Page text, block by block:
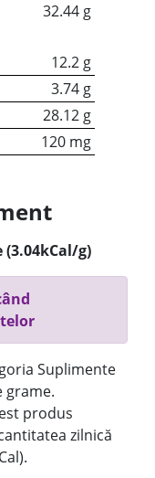
32.44 g
12.2 g
3.74 g
28.12 g
120 mg
g)
Suplimente
grame.
produs
zilnică